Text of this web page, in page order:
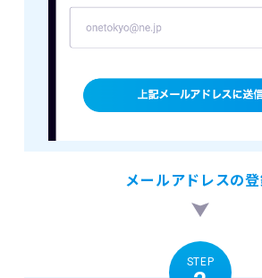
メールアドレスの
STEP